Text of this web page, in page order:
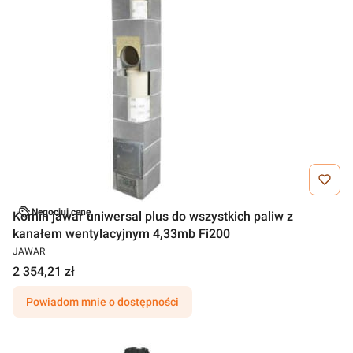
Negocjuj cenę
Komin jawar uniwersal plus do wszystkich paliw z
kanałem wentylacyjnym 4,33mb Fi200
JAWAR
2 354,21 zł
Powiadom mnie o dostępności